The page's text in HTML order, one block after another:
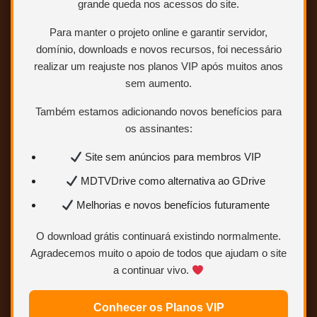
grande queda nos acessos do site.
Para manter o projeto online e garantir servidor,
domínio, downloads e novos recursos, foi necessário
realizar um reajuste nos planos VIP após muitos anos
sem aumento.
Também estamos adicionando novos benefícios para
os assinantes:
Site sem anúncios para membros VIP
MDTVDrive como alternativa ao GDrive
Melhorias e novos benefícios futuramente
O download grátis continuará existindo normalmente.
Agradecemos muito o apoio de todos que ajudam o site
a continuar vivo.
Conhecer os Planos VIP
BLURAY 1080p – DUAL AUDIO (DUBLAGEM